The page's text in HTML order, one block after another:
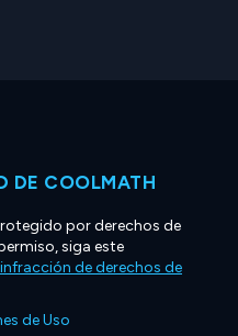
DE COOLMATH
por derechos de
siga este
de derechos de
de Uso